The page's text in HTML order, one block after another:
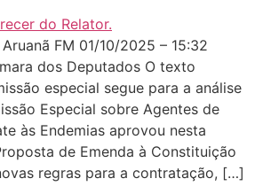
FM 01/10/2025 – 15:32
dos Deputados O texto
especial segue para a análise
Especial sobre Agentes de
às Endemias aprovou nesta
de Emenda à Constituição
regras para a contratação, […]